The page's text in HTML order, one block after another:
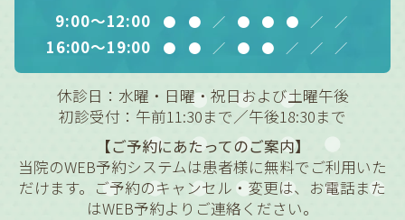
9:00～12:00 ● ● ／ ● ● ● ／ ／
16:00～19:00 ● ● ／ ● ● ／ ／ ／
休診日：水曜・日曜・祝日および土曜午後
初診受付：午前11:30まで／午後18:30まで
【ご予約にあたってのご案内】
当院のWEB予約システムは患者様に無料でご利用いた
だけます。ご予約のキャンセル・変更は、お電話また
はWEB予約よりご連絡ください。